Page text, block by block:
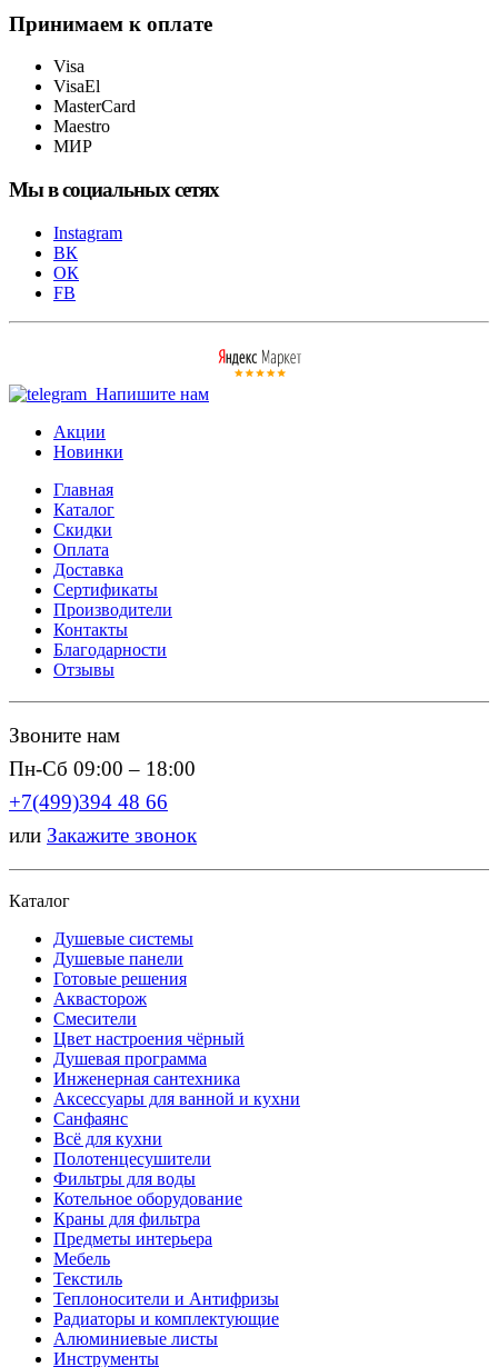
Принимаем к оплате
Visa
VisaEl
MasterCard
Maestro
МИР
Мы в социальных сетях
Instagram
ВК
ОК
FB
Напишите нам
Акции
Новинки
Главная
Каталог
Скидки
Оплата
Доставка
Сертификаты
Производители
Контакты
Благодарности
Отзывы
Звоните нам
Пн-Сб 09:00 – 18:00
+7(499)394 48 66
или Закажите звонок
Каталог
Душевые системы
Душевые панели
Готовые решения
Аквасторож
Смесители
Цвет настроения чёрный
Душевая программа
Инженерная сантехника
Аксессуары для ванной и кухни
Санфаянс
Всё для кухни
Полотенцесушители
Фильтры для воды
Котельное оборудование
Краны для фильтра
Предметы интерьера
Мебель
Текстиль
Теплоносители и Антифризы
Радиаторы и комплектующие
Алюминиевые листы
Инструменты